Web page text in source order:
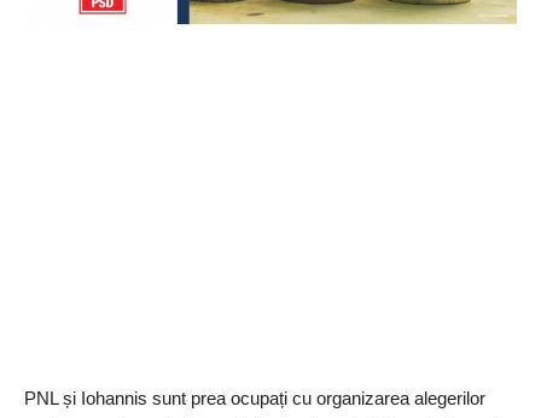
PNL și Iohannis sunt prea ocupați cu organizarea alegerilor